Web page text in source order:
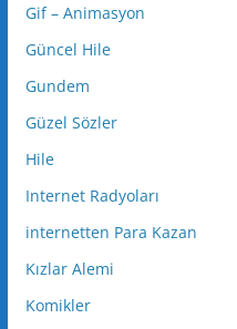
Gif – Animasyon
Güncel Hile
Gundem
Güzel Sözler
Hile
Internet Radyoları
internetten Para Kazan
Kızlar Alemi
Komikler